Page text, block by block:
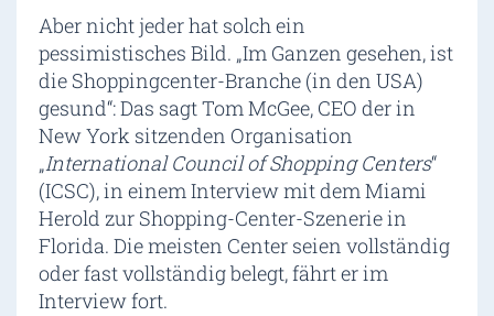
Aber nicht jeder hat solch ein
pessimistisches Bild. „Im Ganzen gesehen, ist
die Shoppingcenter-Branche (in den USA)
gesund“: Das sagt Tom McGee, CEO der in
New York sitzenden Organisation
„International Council of Shopping Centers“
(ICSC), in einem Interview mit dem Miami
Herold zur Shopping-Center-Szenerie in
Florida. Die meisten Center seien vollständig
oder fast vollständig belegt, fährt er im
Interview fort.